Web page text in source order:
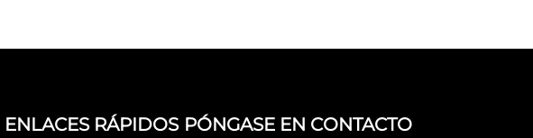
ENLACES RÁPIDOS PÓNGASE EN CONTACTO